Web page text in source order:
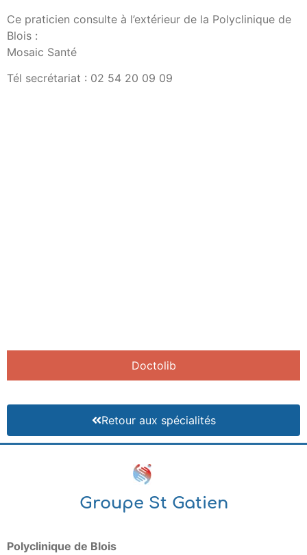
Ce praticien consulte à l’extérieur de la Polyclinique de
Blois :
Mosaic Santé
Tél secrétariat : 02 54 20 09 09
Doctolib
Retour aux spécialités
Groupe St Gatien
Polyclinique de Blois